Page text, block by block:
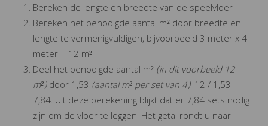
Bereken de lengte en breedte van de speelvloer
Bereken het benodigde aantal m² door breedte en
lengte te vermenigvuldigen, bijvoorbeeld 3 meter x 4
meter = 12 m².
Deel het benodigde aantal m²(in dit voorbeeld 12
m²)door 1,53 (aantal m² per set van 4): 12 / 1,53 =
7,84. Uit deze berekening blijkt dat er 7,84 sets nodig
zijn om de vloer te leggen. Het getal rondt u naar